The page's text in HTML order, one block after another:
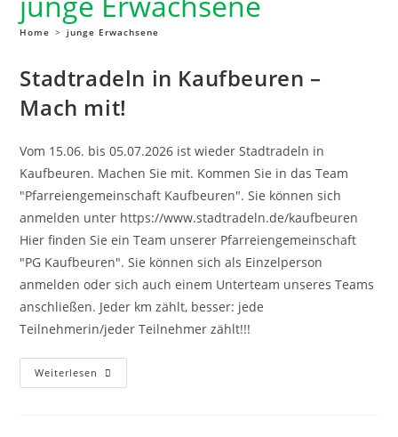
Home > junge Erwachsene
Stadtradeln in Kaufbeuren –
Mach mit!
Vom 15.06. bis 05.07.2026 ist wieder Stadtradeln in
Kaufbeuren. Machen Sie mit. Kommen Sie in das Team
"Pfarreiengemeinschaft Kaufbeuren". Sie können sich
anmelden unter https://www.stadtradeln.de/kaufbeuren
Hier finden Sie ein Team unserer Pfarreiengemeinschaft
"PG Kaufbeuren". Sie können sich als Einzelperson
anmelden oder sich auch einem Unterteam unseres Teams
anschließen. Jeder km zählt, besser: jede
Teilnehmerin/jeder Teilnehmer zählt!!!
Weiterlesen